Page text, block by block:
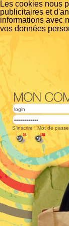
Les cookies nous
publicitaires et
informations avec
vos données
S'inscrire | Mot de